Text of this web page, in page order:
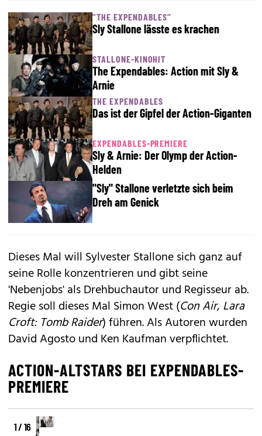
"THE EXPENDABLES"
Sly Stallone lässte es krachen
STALLONE-KINOHIT
The Expendables: Action mit Sly &
Arnie
THE EXPENDABLES
Das ist der Gipfel der Action-Giganten
EXPENDABLES-PREMIERE
Sly & Arnie: Der Olymp der Action-
Helden
"Sly" Stallone verletzte sich beim
Dreh am Genick
Dieses Mal will Sylvester Stallone sich ganz auf
seine Rolle konzentrieren und gibt seine
'Nebenjobs' als Drehbuchautor und Regisseur ab.
Regie soll dieses Mal Simon West (Con Air, Lara
Croft: Tomb Raider) führen. Als Autoren wurden
David Agosto und Ken Kaufman verpflichtet.
ACTION-ALTSTARS BEI EXPENDABLES-
PREMIERE
1 / 16